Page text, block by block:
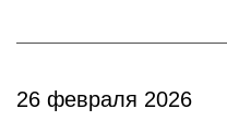
26 февраля 2026